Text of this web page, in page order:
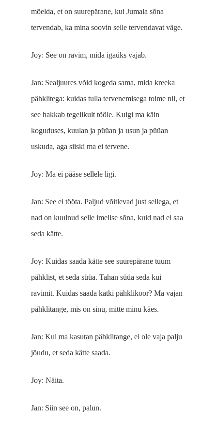
mõelda, et on suurepärane, kui Jumala sõna
tervendab, ka mina soovin selle tervendavat väge.
Joy: See on ravim, mida igaüks vajab.
Jan: Sealjuures võid kogeda sama, mida kreeka
pähklitega: kuidas tulla tervenemisega toime nii, et
see hakkab tegelikult tööle. Kuigi ma käin
koguduses, kuulan ja püüan ja usun ja püüan
uskuda, aga siiski ma ei tervene.
Joy: Ma ei pääse sellele ligi.
Jan: See ei tööta. Paljud võitlevad just sellega, et
nad on kuulnud selle imelise sõna, kuid nad ei saa
seda kätte.
Joy: Kuidas saada kätte see suurepärane tuum
pähklist, et seda süüa. Tahan süüa seda kui
ravimit. Kuidas saada katki pähklikoor? Ma vajan
pähklitange, mis on sinu, mitte minu käes.
Jan: Kui ma kasutan pähklitange, ei ole vaja palju
jõudu, et seda kätte saada.
Joy: Näita.
Jan: Siin see on, palun.